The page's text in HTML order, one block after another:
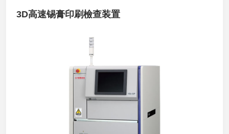
3D高速锡膏印刷檢查装置